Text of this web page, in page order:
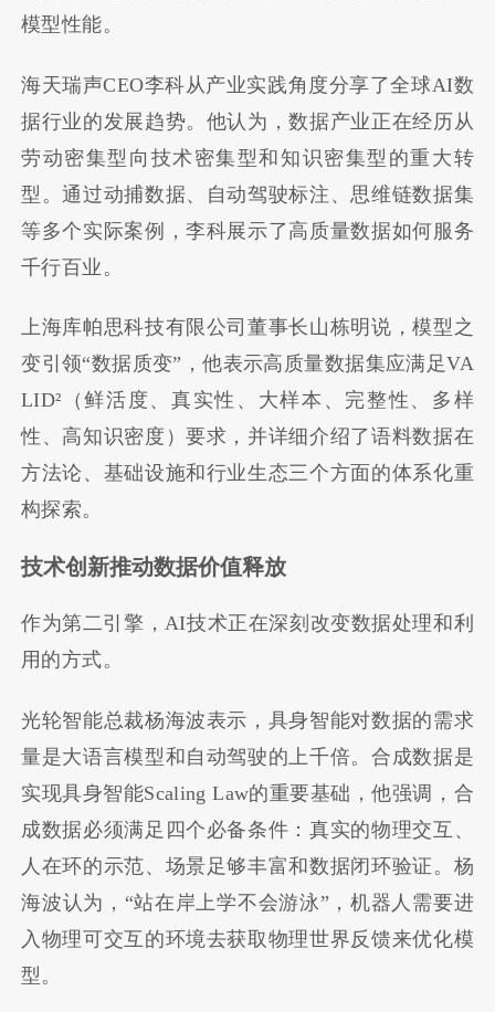
模型性能。
海天瑞声CEO李科从产业实践角度分享了全球AI数
据行业的发展趋势。他认为，数据产业正在经历从
劳动密集型向技术密集型和知识密集型的重大转
型。通过动捕数据、自动驾驶标注、思维链数据集
等多个实际案例，李科展示了高质量数据如何服务
千行百业。
上海库帕思科技有限公司董事长山栋明说，模型之
变引领“数据质变”，他表示高质量数据集应满足VA
LID²（鲜活度、真实性、大样本、完整性、多样
性、高知识密度）要求，并详细介绍了语料数据在
方法论、基础设施和行业生态三个方面的体系化重
构探索。
技术创新推动数据价值释放
作为第二引擎，AI技术正在深刻改变数据处理和利
用的方式。
光轮智能总裁杨海波表示，具身智能对数据的需求
量是大语言模型和自动驾驶的上千倍。合成数据是
实现具身智能Scaling Law的重要基础，他强调，合
成数据必须满足四个必备条件：真实的物理交互、
人在环的示范、场景足够丰富和数据闭环验证。杨
海波认为，“站在岸上学不会游泳”，机器人需要进
入物理可交互的环境去获取物理世界反馈来优化模
型。